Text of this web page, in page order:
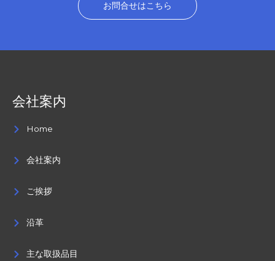
お問合せはこちら
会社案内
Home
会社案内
ご挨拶
沿革
主な取扱品目